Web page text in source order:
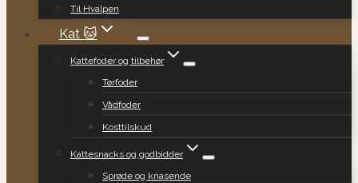
Til Hvalpen
Kat 🐱
Kattefoder og tilbehør
Tørfoder
Vådfoder
Kosttilskud
Kattesnacks og godbidder
Sprøde og knasende